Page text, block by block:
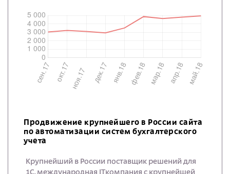
Продвижение крупнейшего в России сайта
по автоматизации систем бухгалтерского
учета
Крупнейший в России поставщик решений для